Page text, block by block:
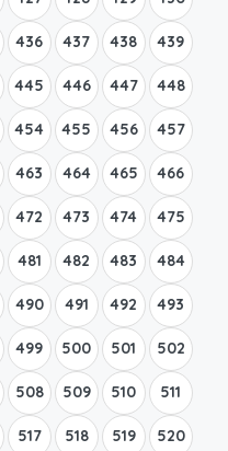
436 437 438 439
445 446 447 448
454 455 456 457
463 464 465 466
472 473 474 475
481 482 483 484
490 491 492 493
499 500 501 502
508 509 510 511
517 518 519 520